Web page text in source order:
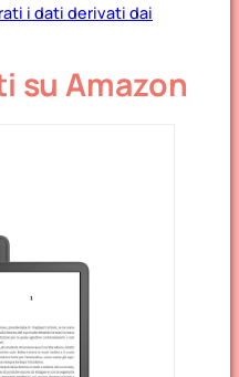
i dati derivati dai
su Amazon